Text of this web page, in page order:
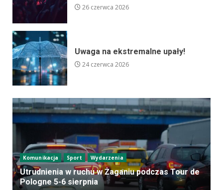
26 czerwca 2026
Uwaga na ekstremalne upały!
24 czerwca 2026
Komunikacja Sport Wydarzenia
Utrudnienia w ruchu w Żaganiu podczas Tour de
Pologne 5-6 sierpnia